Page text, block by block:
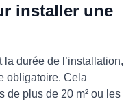
installer une
durée de l’installation,
obligatoire. Cela
de plus de 20 m² ou les